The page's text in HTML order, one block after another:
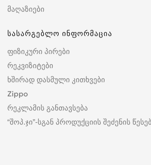
მაღაზიები
სასარგებლო ინფორმაცია
ფიზიკური პირები
რეკვიზიტები
ხშირად დასმული კითხვები
Zippo
რეკლამის განთავსება
“შოპ.ჯი”-სგან პროდუქციის შეძენის